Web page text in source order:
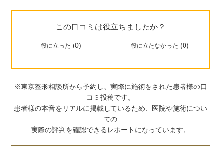
この口コミは役立ちましたか？
役に立った (0) 役に立たなかった (0)
※東京整形相談所から予約し、実際に施術をされた患者様の口
コミ投稿です。
患者様の本音をリアルに掲載しているため、医院や施術につい
ての
実際の評判を確認できるレポートになっています。